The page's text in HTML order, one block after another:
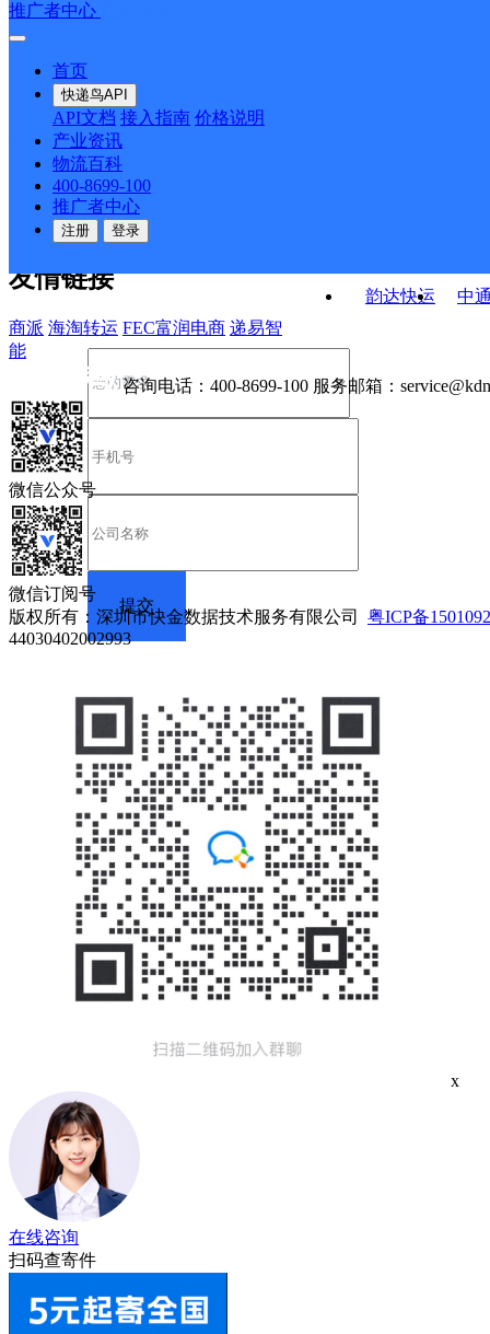
推广者中心
首页
快递鸟API
API文档 接入指南 价格说明
产业资讯
物流百科
400-8699-100
推广者中心
注册 登录
韵达快运
中
接口API
API接口 DEMO下载
关于我们
公司介绍 企业动态
合作伙伴 快递鸟接口服务协议
户隐私政策
友情链接
商派 海淘转运 FEC富润电商 递易智
能
咨询电话： 400-8699-100 服务邮箱：
微信公众号
微信订阅号
版权所有：深圳市快金数据技术服务有限公司 粤ICP备
44030402002993
x
在线咨询
扫码查寄件